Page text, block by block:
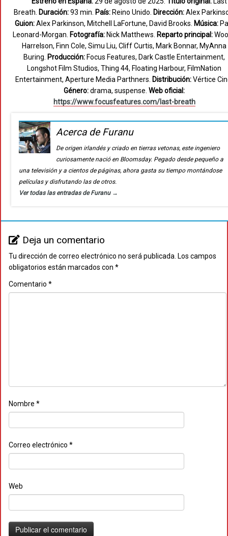
Breath. Duración:93 min. País:Reino Unido. Dirección:Alex
Guion:Alex Parkinson, Mitchell LaFortune, David Brooks. Música:
Leonard-Morgan. Fotografía:Nick Matthews. Reparto principal:
Harrelson, Finn Cole, Simu Liu, Cliff Curtis, Mark Bonnar, MyAnna
Buring. Producción: Focus Features, Dark Castle Entertainment,
Longshot Film Studios, Thing 44, Floating Harbour, FilmNation
Entertainment, Aperture Media Parthners. Distribución:Vértice
Género:drama, suspense. Web oficial:
https://www.focusfeatures.com/last-breath
Acerca de Furanu
De origen irlandés y criado en tierras vetonas, este ingeniero
curiosamente nació en Bloomsday. Pegado desde pequeño a
una televisión y a cientos de páginas, ahora gasta su tiempo montándose
películas y disfrutando las de otros.
Ver todas las entradas de Furanu →
Deja un comentario
Tu dirección de correo electrónico no será publicada. Los campos
obligatorios están marcados con *
Comentario *
Nombre *
Correo electrónico *
Web